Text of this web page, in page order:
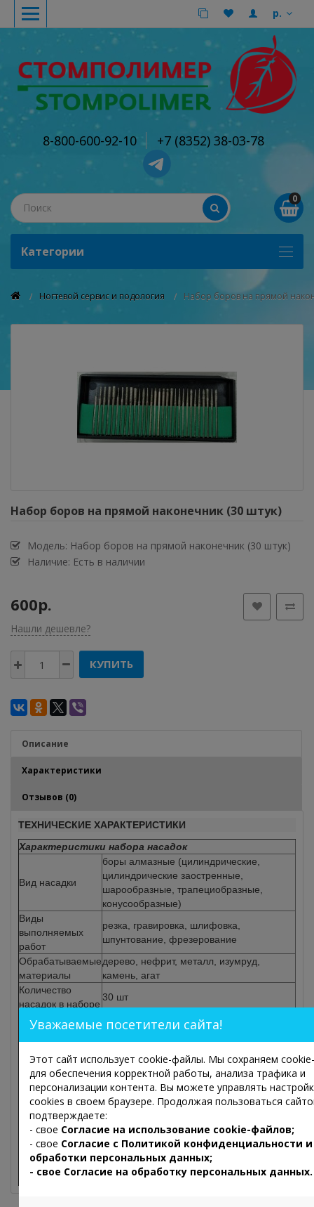
р.
8-800-600-92-10 +7 (8352) 38-03-78
0
Kатегории
Ногтевой сервис и подология Набор боров на прямой
Набор боров на прямой наконечник (30 штук)
Модель: Набор боров на прямой наконечник (30 штук)
Наличие: Есть в наличии
600р.
Нашли дешевле?
КУПИТЬ
Описание
Характеристики
Отзывов (0)
ТЕХНИЧЕСКИЕ ХАРАКТЕРИСТИКИ
Характеристики набора насадок
Вид насадки
боры алмазные (цилиндрические,
цилиндрические заостренные,
шарообразные, трапециобразные,
конусообразные)
Виды
выполняемых
работ
резка, гравировка, шлифовка,
шпунтование, фрезерование
Обрабатываемые
материалы
дерево, нефрит, металл, изумруд,
камень, агат
Количество
насадок в наборе
30 шт
Диаметр
хвостовика
3,0 мм
Материал
хвостовика
сталь
Применение
на электрическом гравере, мини-дрели,
шлифмашинке, бормашинке
Общие характеристики
Габариты
упаковки
145 мм х 60 мм
Упаковка
ПХВ-коробка
Комплектация
алмазные боры – 30 шт
Уважаемые посетители сайта!
Этот сайт использует cookie-файлы. Мы сохраняем
для обеспечения корректной работы, анализа трафика и
персонализации контента. Вы можете управлять
cookies в своем браузере. Продолжая пользоваться
подтверждаете:
- свое Согласие на использование cookie-файлов;
- свое Согласие с Политикой конфиденциальности и
обработки персональных данных;
- свое Согласие на обработку персональных данных.